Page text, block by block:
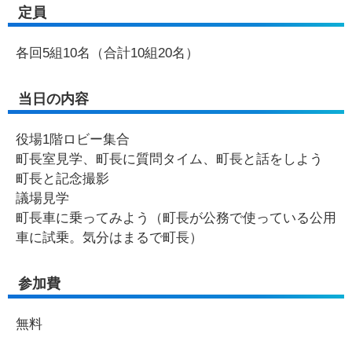
定員
各回5組10名（合計10組20名）
当日の内容
役場1階ロビー集合
町長室見学、町長に質問タイム、町長と話をしよう
町長と記念撮影
議場見学
町長車に乗ってみよう（町長が公務で使っている公用
車に試乗。気分はまるで町長）
参加費
無料